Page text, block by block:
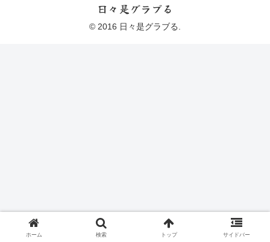
日々是グラブる
© 2016 日々是グラブる.
ホーム 検索 トップ サイドバー